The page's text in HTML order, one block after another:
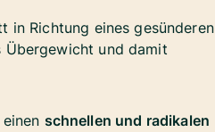
in Richtung eines gesünderen
Übergewicht und damit
einen schnellen und radikalen